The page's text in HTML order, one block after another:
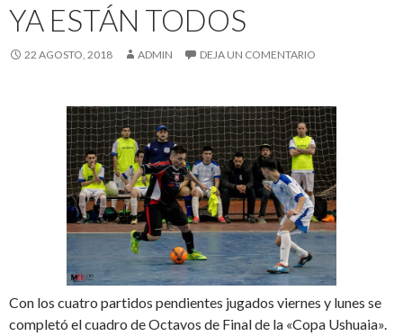
YA ESTÁN TODOS
22 AGOSTO, 2018 ADMIN DEJA UN COMENTARIO
Con los cuatro partidos pendientes jugados viernes y lunes se
completó el cuadro de Octavos de Final de la «Copa Ushuaia».